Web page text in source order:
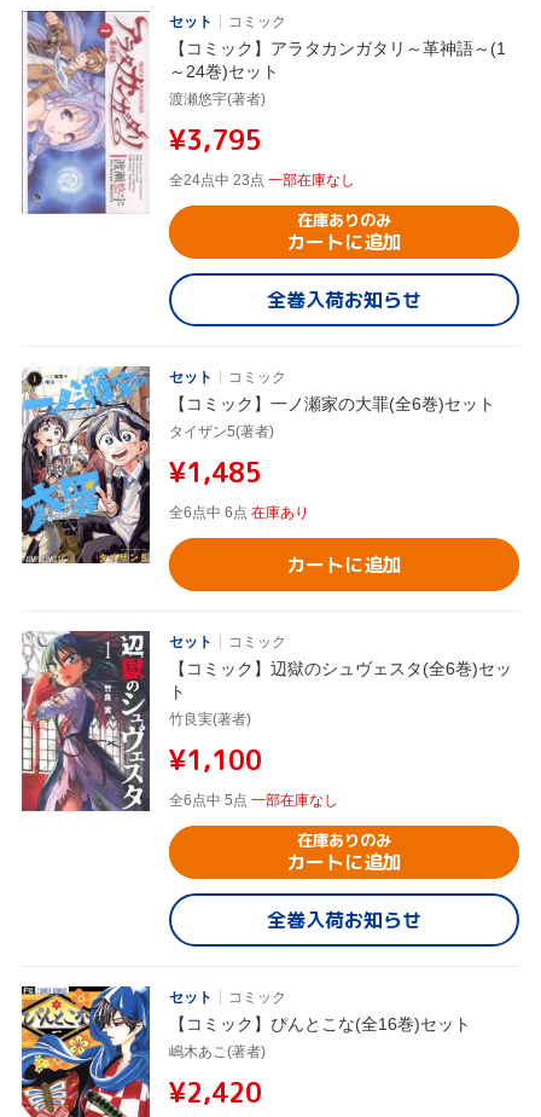
セット コミック
【コミック】アラタカンガタリ～革神語～(1
～24巻)セット
渡瀬悠宇(著者)
¥3,795
全24点中 23点 一部在庫なし
在庫ありのみ
カートに追加
全巻入荷お知らせ
セット コミック
【コミック】一ノ瀬家の大罪(全6巻)セット
タイザン5(著者)
¥1,485
全6点中 6点 在庫あり
カートに追加
セット コミック
【コミック】辺獄のシュヴェスタ(全6巻)セッ
ト
竹良実(著者)
¥1,100
全6点中 5点 一部在庫なし
在庫ありのみ
カートに追加
全巻入荷お知らせ
セット コミック
【コミック】ぴんとこな(全16巻)セット
嶋木あこ(著者)
¥2,420